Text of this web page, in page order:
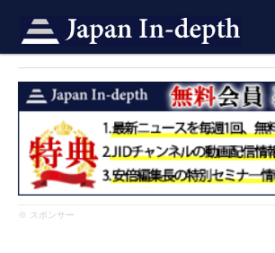
※ スポンサー